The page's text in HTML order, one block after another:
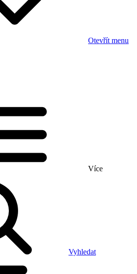
Otevřít menu
Více
Vyhledat